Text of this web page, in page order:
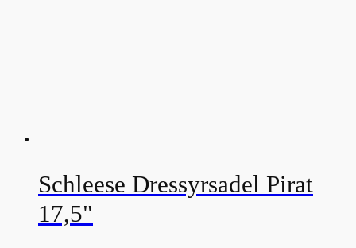
Schleese Dressyrsadel Pirat
17,5"